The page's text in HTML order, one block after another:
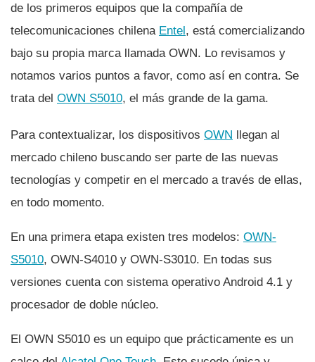
de los primeros equipos que la compañí­a de
telecomunicaciones chilena Entel, está comercializando
bajo su propia marca llamada OWN. Lo revisamos y
notamos varios puntos a favor, como así­ en contra. Se
trata del OWN S5010, el más grande de la gama.
Para contextualizar, los dispositivos OWN llegan al
mercado chileno buscando ser parte de las nuevas
tecnologí­as y competir en el mercado a través de ellas,
en todo momento.
En una primera etapa existen tres modelos: OWN-
S5010, OWN-S4010 y OWN-S3010. En todas sus
versiones cuenta con sistema operativo Android 4.1 y
procesador de doble núcleo.
El OWN S5010 es un equipo que prácticamente es un